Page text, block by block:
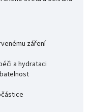
záření
a hydrataci